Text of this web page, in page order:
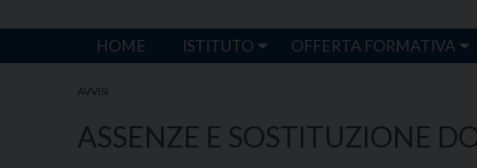
HOME ISTITUTO OFFERTA FORMATIVA
AVVISI
ASSENZE E SOSTITUZIONE